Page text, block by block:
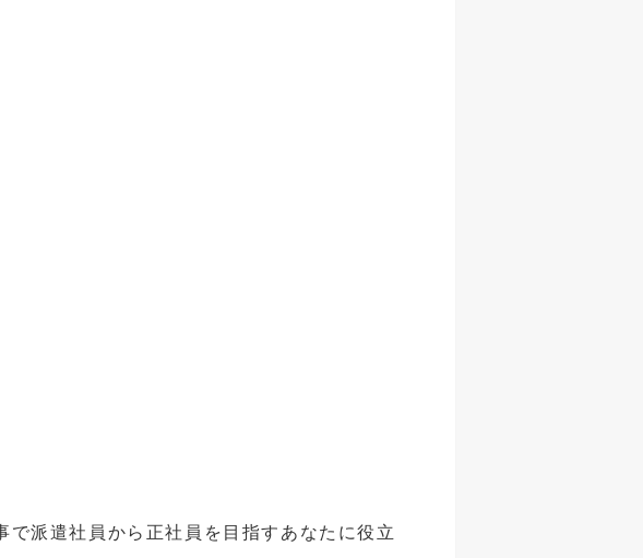
派遣社員から正社員を目指すあなたに役立